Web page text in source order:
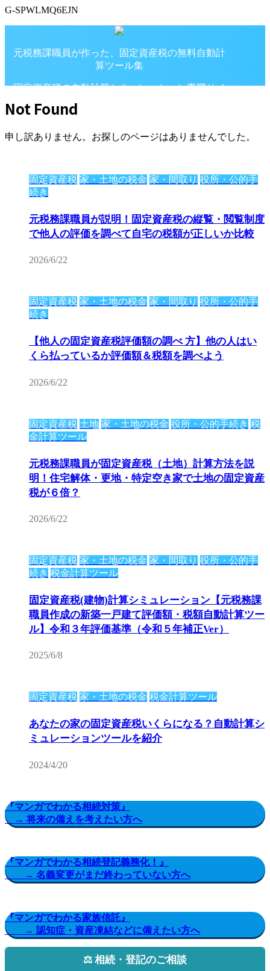
G-SPWLMQ6EJN
元税務課職員が作った、固定資産税の無料自動計
算ツール集
固定資産税の自動計算シミュレーション専門サイ
Not Found
申し訳ありません。お探しのページはありませんでした。
固定資産税 家・土地の税金 家・間取り 役所・公的手
続き
元税務課職員が説明！固定資産税の縦覧・閲覧制度
で他人の評価を調べて自宅の税額が正しいか比較
2026/6/22
固定資産税 家・土地の税金 家・間取り 役所・公的手
続き
【他人の固定資産税評価額の調べ 方】他の人はい
くら払っているか評価額＆税額を調べよう
2026/6/22
固定資産税 土地 家・土地の税金 役所・公的手続き 税
金計算ツール
元税務課職員が固定資産税（土地）計算方法を説
明！住宅解体・更地・特定空き家で土地の固定資産
税が６倍？
2026/6/22
固定資産税 家・土地の税金 家・間取り 役所・公的手
続き 税金計算ツール
固定資産税(建物)計算シミュレーション【元税務課
職員作成の新築一戸建て評価額・税額自動計算ツー
ル】令和３年評価基準（令和５年補正Ver）
2025/6/8
固定資産税 家・土地の税金 税金計算ツール
あなたの家の固定資産税いくらになる？自動計算シ
ミュレーションツールを紹介
2024/4/20
『マンガでわかる相続対策』
→ 将来の備えを考えたい方へ
『マンガでわかる相続登記義務化！』
→ 名義変更がまだ終わっていない方へ
『マンガでわかる家族信託』
→ 認知症・資産凍結などに備えたい方へ
⚖️ 相続・登記のご相談